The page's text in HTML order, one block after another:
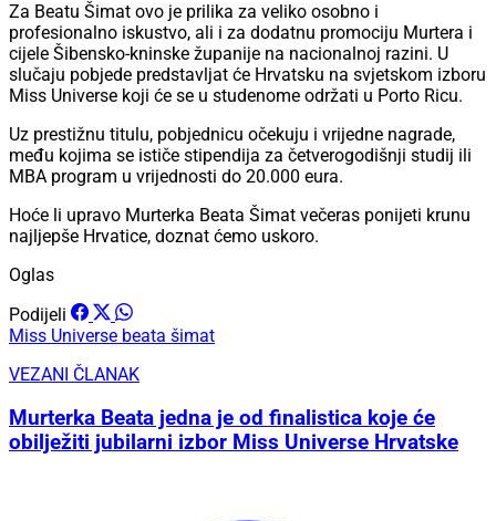
Za Beatu Šimat ovo je prilika za veliko osobno i
profesionalno iskustvo, ali i za dodatnu promociju Murtera i
cijele Šibensko-kninske županije na nacionalnoj razini. U
slučaju pobjede predstavljat će Hrvatsku na svjetskom izboru
Miss Universe koji će se u studenome održati u Porto Ricu.
Uz prestižnu titulu, pobjednicu očekuju i vrijedne nagrade,
među kojima se ističe stipendija za četverogodišnji studij ili
MBA program u vrijednosti do 20.000 eura.
Hoće li upravo Murterka Beata Šimat večeras ponijeti krunu
najljepše Hrvatice, doznat ćemo uskoro.
Oglas
Podijeli
Miss Universe beata šimat
VEZANI ČLANAK
Murterka Beata jedna je od finalistica koje će
obilježiti jubilarni izbor Miss Universe Hrvatske